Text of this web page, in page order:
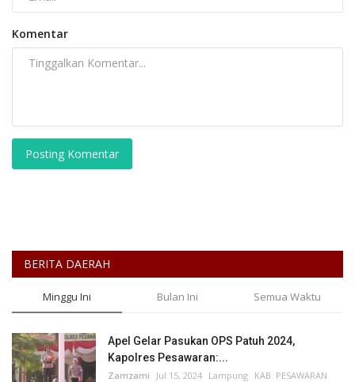
Komentar
Posting Komentar
BERITA DAERAH
Minggu Ini Bulan Ini Semua Waktu
Apel Gelar Pasukan OPS Patuh 2024,
Kapolres Pesawaran:...
Zamzami Jul 15, 2024 Lampung KAB. PESAWARAN